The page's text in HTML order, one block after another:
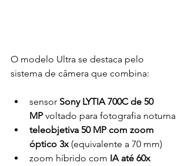
O modelo Ultra se destaca pelo
sistema de câmera que combina:
sensor Sony LYTIA 700C de 50
MP voltado para fotografia noturna
teleobjetiva 50 MP com zoom
óptico 3x (equivalente a 70 mm)
zoom híbrido com IA até 60x